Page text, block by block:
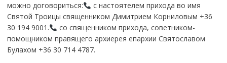
можно договориться:
с настоятелем прихода во имя
Святой Троицы священником Димитрием Корниловым +36
30 194 9001.
со священником прихода, советником-
помощником правящего архиерея епархии Святославом
Булахом +36 30 714 4787.